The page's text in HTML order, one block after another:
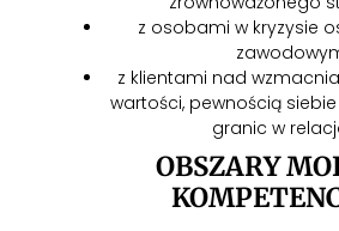
z osobami w kryzysie
z klientami nad
wartości, pewnością
granic w
OBSZARY